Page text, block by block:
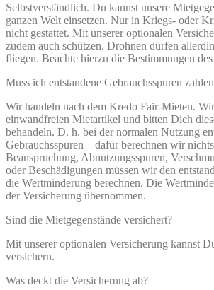
Selbstverständlich. Du kannst unsere
ganzen Welt einsetzen. Nur in Kriegs- oder
nicht gestattet. Mit unserer optionalen
zudem auch schützen. Drohnen dürfen
fliegen. Beachte hierzu die Bestimmungen
Muss ich entstandene Gebrauchsspuren
Wir handeln nach dem Kredo Fair-Mieten.
einwandfreien Mietartikel und bitten Dich
behandeln. D. h. bei der normalen Nutzung
Gebrauchsspuren – dafür berechnen wir
Beanspruchung, Abnutzungsspuren,
oder Beschädigungen müssen wir den
die Wertminderung berechnen. Die
der Versicherung übernommen.
Sind die Mietgegenstände versichert?
Mit unserer optionalen Versicherung kannst
versichern.
Was deckt die Versicherung ab?